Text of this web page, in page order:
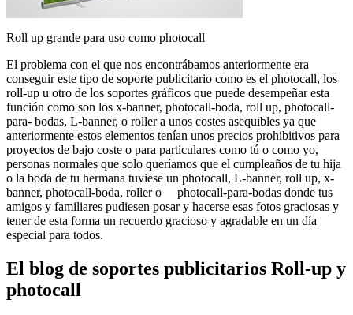
Roll up grande para uso como photocall
El problema con el que nos encontrábamos anteriormente era
conseguir este tipo de soporte publicitario como es el photocall, los
roll-up u otro de los soportes gráficos que puede desempeñar esta
función como son los x-banner, photocall-boda, roll up, photocall-
para- bodas, L-banner, o roller a unos costes asequibles ya que
anteriormente estos elementos tenían unos precios prohibitivos para
proyectos de bajo coste o para particulares como tú o como yo,
personas normales que solo queríamos que el cumpleaños de tu hija
o la boda de tu hermana tuviese un photocall, L-banner, roll up, x-
banner, photocall-boda, roller o photocall-para-bodas donde tus
amigos y familiares pudiesen posar y hacerse esas fotos graciosas y
tener de esta forma un recuerdo gracioso y agradable en un día
especial para todos.
El blog de soportes publicitarios Roll-up y
photocall